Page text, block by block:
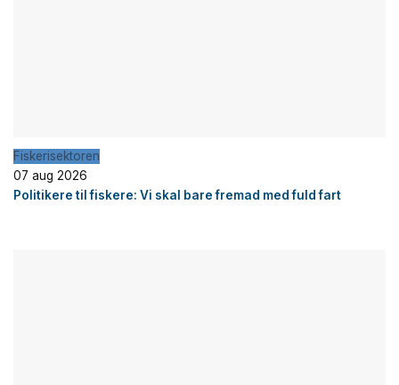
Fiskerisektoren
07 aug 2026
Politikere til fiskere: Vi skal bare fremad med fuld fart